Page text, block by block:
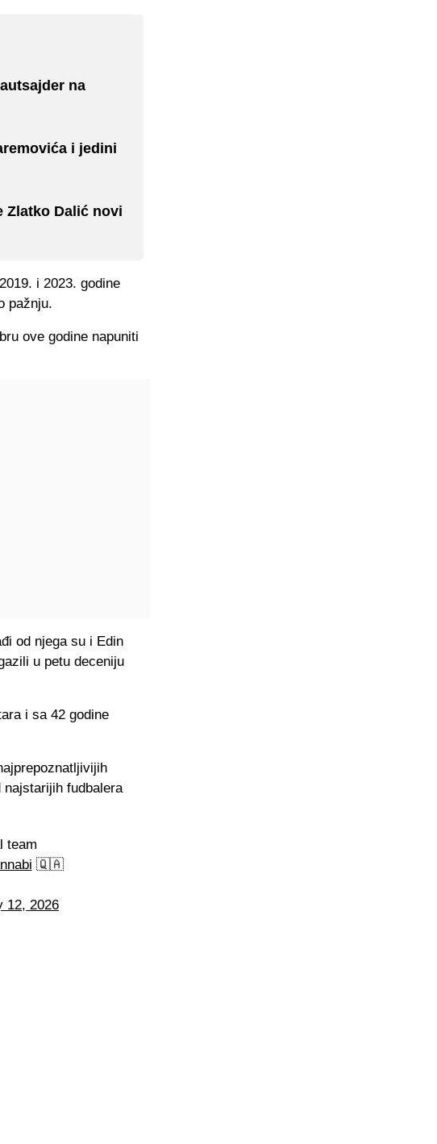
na
i jedini
Zlatko Dalić novi
i 2023. godine
pažnju.
ove godine napuniti
od njega su i Edin
u petu deceniju
i sa 42 godine
najstarijih fudbalera
team
🇶🇦
12, 2026